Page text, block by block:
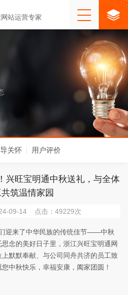
站运营专家
关怀 用户评价
兴旺宝明通中秋送礼，与全体
共筑温情家园
09-14 点击：49229次
迎来了中华民族的传统佳节——中秋
念的美好日子里，浙江兴旺宝明通网
默默奉献、与公司同舟共济的员工致
中秋快乐，幸福安康，阖家团圆！